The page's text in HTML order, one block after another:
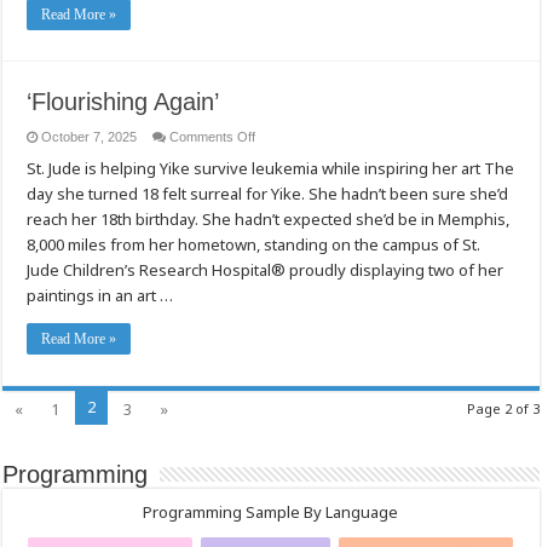
Read More »
‘Flourishing Again’
October 7, 2025 Comments Offon
Again’
St. Jude is helping Yike survive leukemia while inspiring her art The
day she turned 18 felt surreal for Yike. She hadn’t been sure she’d
reach her 18th birthday. She hadn’t expected she’d be in Memphis,
8,000 miles from her hometown, standing on the campus of St.
Jude Children’s Research Hospital® proudly displaying two of her
paintings in an art …
Read More »
Page 2 of 3
« 1 2 3 »
Programming
Programming Sample By Language